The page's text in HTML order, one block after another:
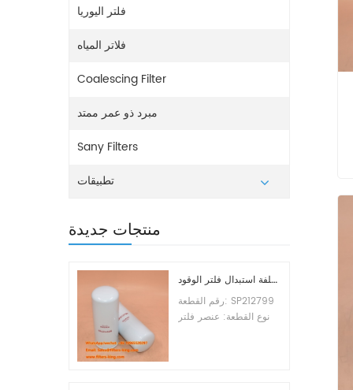
فلتر اليوريا
فلاتر المياه
Coalescing Filter
مبرد ذو عمر ممتد
Sany Filters
تطبيقات
منتجات جديدة
تكلفة استبدال فلتر الوقود SP212799
رقم القطعة: SP212799
نوع القطعة: عنصر فلتر